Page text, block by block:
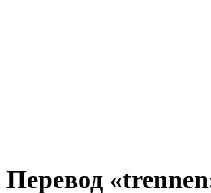
Перевод